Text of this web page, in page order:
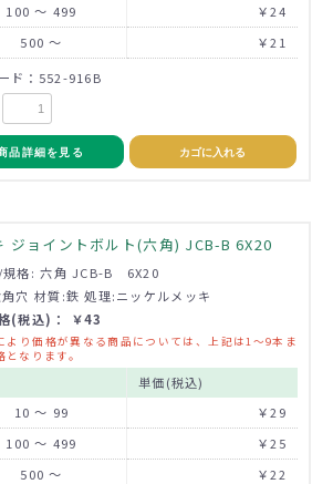
100 ～ 499
￥24
500 ～
￥21
ド：552-916B
品詳細を見る カゴに入れる
ジョイントボルト(六角) JCB-B 6X20
規格: 六角 JCB-B 6X20
穴 材質:鉄 処理:ニッケルメッキ
(税込)： ￥43
り価格が異なる商品については、上記は1～9本ま
となります。
単価(税込)
10 ～ 99
￥29
100 ～ 499
￥25
500 ～
￥22